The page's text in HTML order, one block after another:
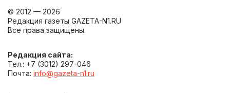
© 2012 — 2026
Редакция газеты GAZETA-N1.RU
Все права защищены.
Редакция сайта:
Тел.: +7 (3012) 297-046
Почта: info@gazeta-n1.ru